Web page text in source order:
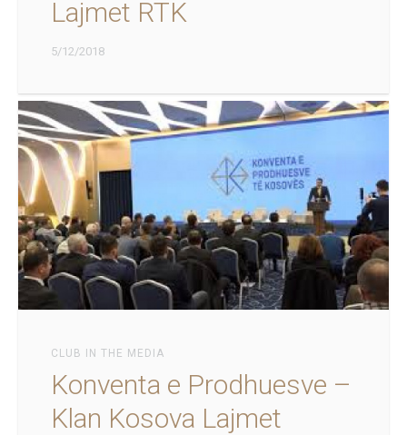
Lajmet RTK
5/12/2018
CLUB IN THE MEDIA
Konventa e Prodhuesve –
Klan Kosova Lajmet